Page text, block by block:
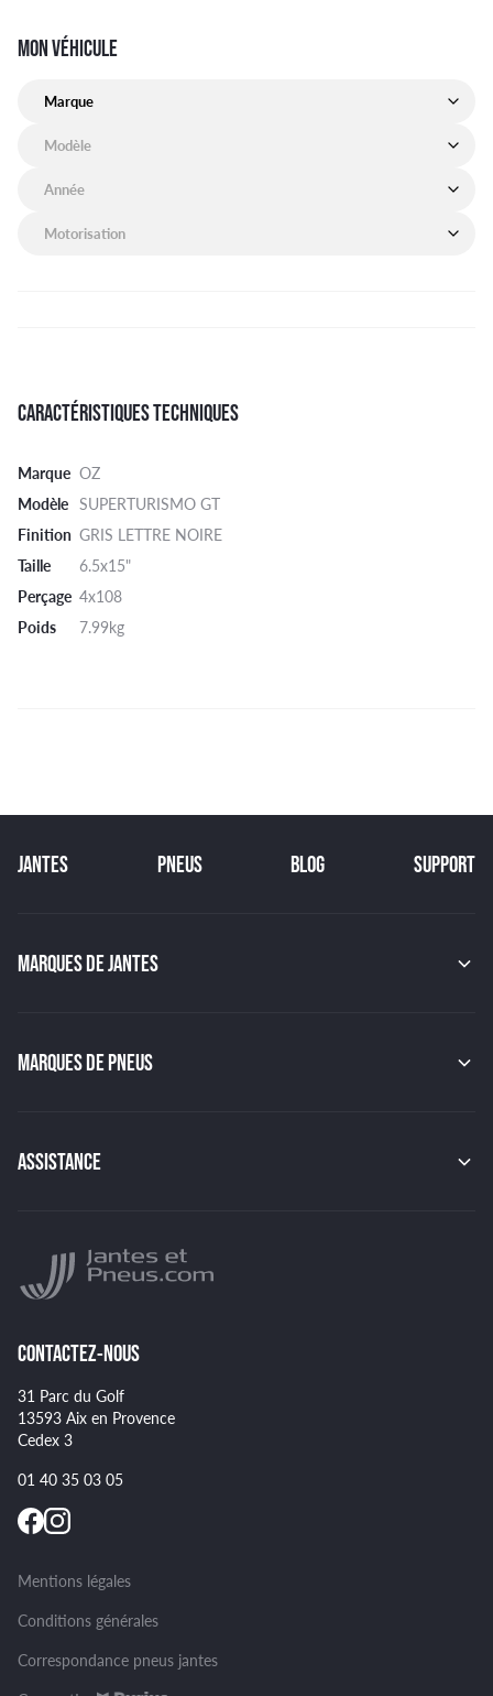
MON VÉHICULE
CARACTÉRISTIQUES TECHNIQUES
Marque OZ
Modèle SUPERTURISMO GT
Finition GRIS LETTRE NOIRE
Taille
6.5x15"
Perçage 4x108
Poids
7.99kg
JANTES PNEUS BLOG SUPPORT
MARQUES DE JANTES
GMP
JAPAN RACING
BBS
MARQUES DE PNEUS
PIRELLI
HANKOOK
GOODYEAR
ASSISTANCE
Montage et démontage de vos pneus
Spécificités pour certains pneus
CONTACTEZ-NOUS
31 Parc du Golf
13593 Aix en Provence
Cedex 3
01 40 35 03 05
Mentions légales
Conditions générales
Correspondance pneus jantes